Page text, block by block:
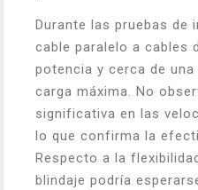
Durante las pruebas de
cable paralelo a cables
potencia y cerca de
carga máxima. No
significativa en las
lo que confirma la
Respecto a la
blindaje podría